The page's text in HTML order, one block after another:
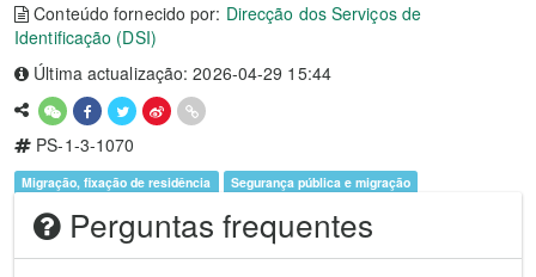
Conteúdo fornecido por: Direcção dos Serviços de
Identificação (DSI)
Última actualização: 2026-04-29 15:44
PS-1-3-1070
Migração, fixação de residência Segurança pública e migração
Perguntas frequentes